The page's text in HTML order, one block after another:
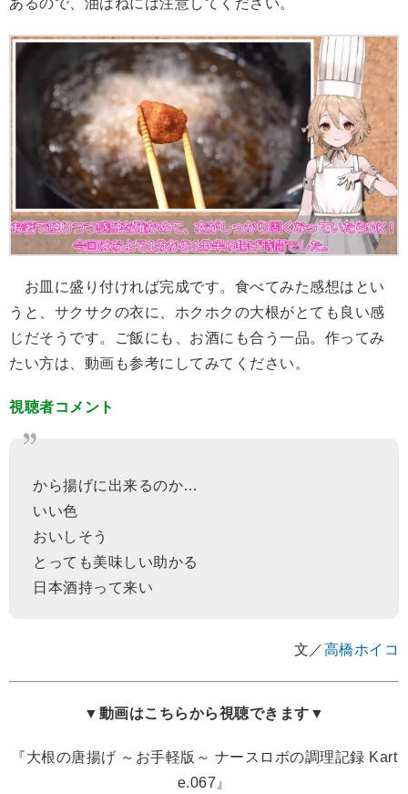
お皿に盛り付ければ完成です。食べてみた感想はとい
うと、サクサクの衣に、ホクホクの大根がとても良い感
じだそうです。ご飯にも、お酒にも合う一品。作ってみ
たい方は、動画も参考にしてみてください。
視聴者コメント
から揚げに出来るのか…
いい色
おいしそう
とっても美味しい助かる
日本酒持って来い
文／高橋ホイコ
▼動画はこちらから視聴できます▼
『大根の唐揚げ ～お手軽版～ ナースロボの調理記録 Kart
e.067』